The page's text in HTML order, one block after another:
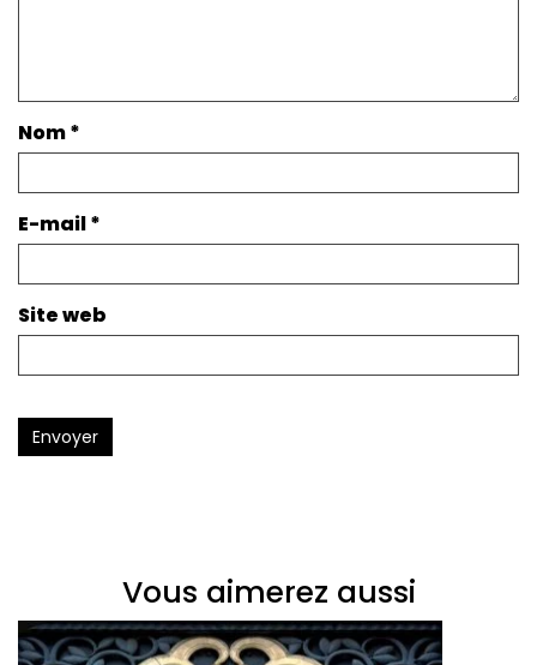
Nom*
E-mail*
Site web
Envoyer
Vous aimerez aussi